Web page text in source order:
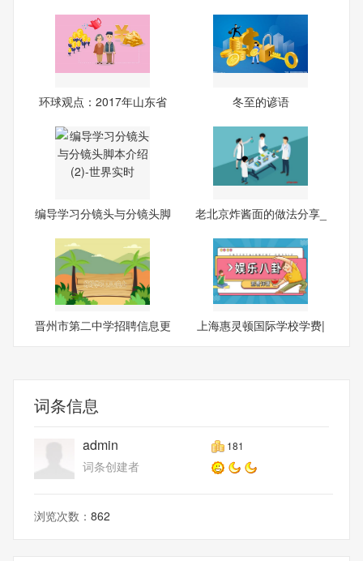
环球观点：2017年山东省
冬至的谚语
编导学习分镜头与分镜头脚
老北京炸酱面的做法分享_
晋州市第二中学招聘信息更
上海惠灵顿国际学校学费|
词条信息
admin 181
词条创建者
浏览次数： 862